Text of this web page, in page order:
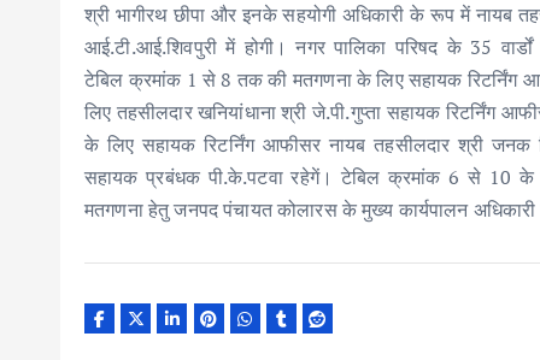
श्री भागीरथ छीपा और इनके सहयोगी अधिकारी के रूप में नायब
आई.टी.आई.शिवपुरी में होगी। नगर पालिका परिषद के 35
टेबिल क्रमांक 1 से 8 तक की मतगणना के लिए सहायक रिटर्निंग
लिए तहसीलदार खनियांधाना श्री जे.पी.गुप्ता सहायक
के लिए सहायक रिटर्निंग आफीसर नायब तहसीलदार श्री
सहायक प्रबंधक पी.के.पटवा रहेगें। टेबिल क्रमांक 6 से 10
मतगणना हेतु जनपद पंचायत कोलारस के मुख्य कार्यपालन